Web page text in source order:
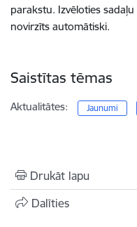
parakstu. Izvēloties sadaļu
novirzīts automātiski.
Saistītas tēmas
Aktualitātes: Jaunumi
Drukāt lapu
Dalīties